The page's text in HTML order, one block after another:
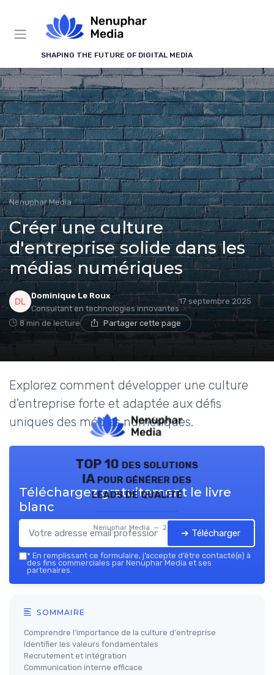
SHAPING THE FUTURE OF DIGITAL MEDIA
Nenuphar Media
Créer une culture
d'entreprise solide dans les
médias numériques
Dominique Le Roux
Consultant en technologies innovantes
17 septembre 2025
8 min de lecture Partager cette page
Explorez comment développer une culture
d'entreprise forte et adaptée aux défis
uniques des médias numériques.
TOP 10 des solutions
IA pour générer des
leads de qualité
Nenuphar Media — 2026
Téléchargez gratuitement le livre
blanc
➔ Télécharger
* En remplissant ce formulaire, j’accepte d’être contacté(e) à
des fins commerciales par Nenuphar Media et ses
partenaires.
SOMMAIRE
Comprendre l'importance de la culture d'entreprise
Identifier les valeurs fondamentales
Recrutement et intégration
Communication interne efficace